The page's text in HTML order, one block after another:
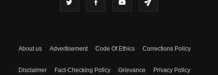
About us Advertisement Code Of Ethics Corrections Policy
Disclaimer Fact-Checking Policy Grievance Privacy Policy